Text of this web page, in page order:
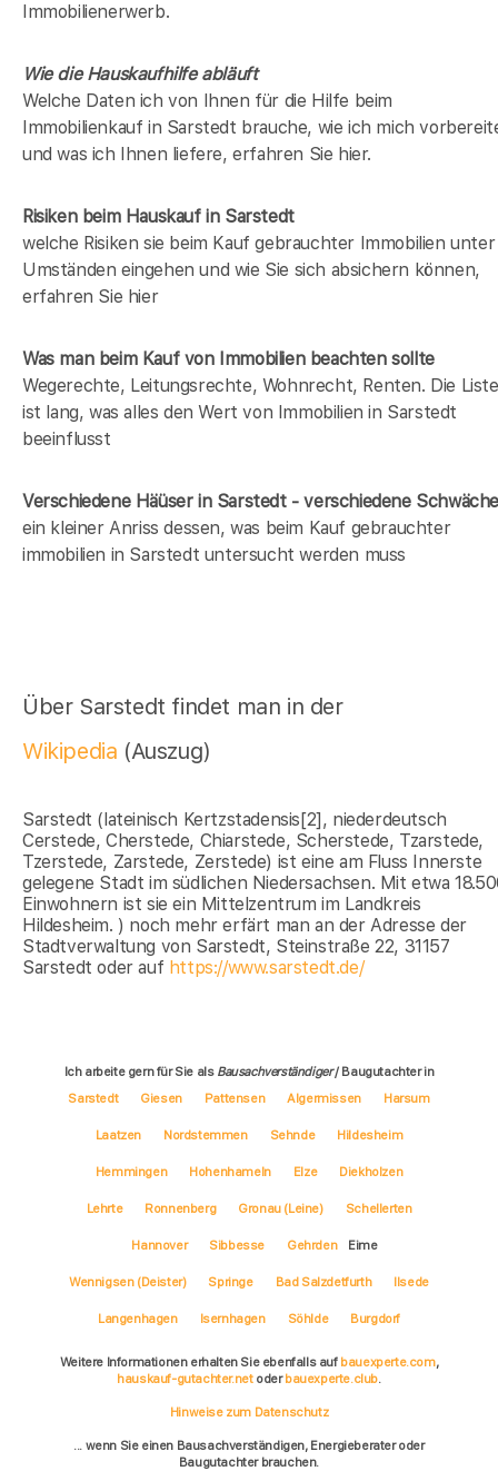
Immobilienerwerb.
Wie die Hauskaufhilfe abläuft
Welche Daten ich von Ihnen für die Hilfe beim
Immobilienkauf in Sarstedt brauche, wie ich mich
und was ich Ihnen liefere, erfahren Sie hier.
Risiken beim Hauskaufin Sarstedt
welche Risiken sie beim Kauf gebrauchter Immobilien unter
Umständen eingehen und wie Sie sich absichern können,
erfahren Sie hier
Was man beim Kauf von Immobilien beachten sollte
Wegerechte, Leitungsrechte, Wohnrecht, Renten. Die Liste
ist lang, was alles den Wert von Immobilien in Sarstedt
beeinflusst
Verschiedene Häüser in Sarstedt - verschiedene
ein kleiner Anriss dessen, was beim Kauf gebrauchter
immobilien in Sarstedt untersucht werden muss
Über Sarstedt findet man in der
Wikipedia (Auszug)
Sarstedt (lateinisch Kertzstadensis[2], niederdeutsch
Cerstede, Cherstede, Chiarstede, Scherstede, Tzarstede,
Tzerstede, Zarstede, Zerstede) ist eine am Fluss Innerste
gelegene Stadt im südlichen Niedersachsen. Mit etwa
Einwohnern ist sie ein Mittelzentrum im Landkreis
Hildesheim. ) noch mehr erfärt man an der Adresse der
Stadtverwaltung von Sarstedt, Steinstraße 22, 31157
Sarstedt oder auf https://www.sarstedt.de/
Ich arbeite gern für Sie als Bausachverständiger/ Baugutachter in
Sarstedt
Giesen Pattensen Algermissen Harsum
Laatzen Nordstemmen Sehnde Hildesheim
Hemmingen Hohenhameln Elze Diekholzen
Lehrte Ronnenberg Gronau (Leine) Schellerten
Hannover Sibbesse Gehrden Eime
Wennigsen (Deister) Springe Bad Salzdetfurth Ilsede
Langenhagen Isernhagen Söhlde Burgdorf
Weitere Informationen erhalten Sie ebenfalls auf bauexperte.com,
hauskauf-gutachter.netoderbauexperte.club.
Hinweise zum Datenschutz
... wenn Sie einen Bausachverständigen, Energieberater oder
Baugutachter brauchen.